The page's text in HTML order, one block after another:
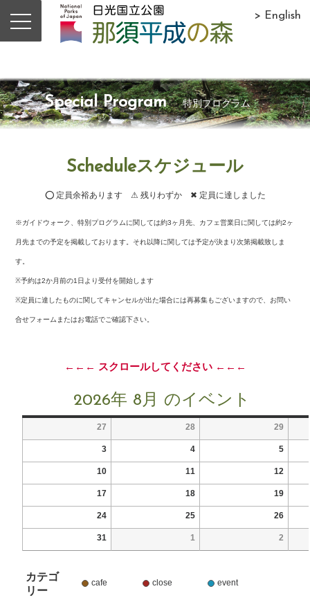
> English
Special Program 特別プログラム
Scheduleスケジュール
⭕ 定員余裕あります ⚠ 残りわずか ✖ 定員に達しました
※ガイドウォーク、特別プログラムに関しては約3ヶ月先、カフェ営業日に関しては約2ヶ
月先までの予定を掲載しております。それ以降に関しては予定が決まり次第掲載致しま
す。
※予約は2か月前の1日より受付を開始します
※定員に達したものに関してキャンセルが出た場合には再募集もございますので、お問い
合せフォームまたはお電話でご確認下さい。
←←← スクロールしてください ←←←
2026年 8月 のイベント
27 28 29
3 4 5
10 11 12
17 18 19
24 25 26
31 1 2
カテゴ
リー
cafe close event